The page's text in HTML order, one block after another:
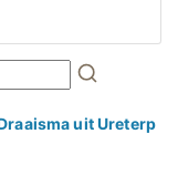
uit Ureterp